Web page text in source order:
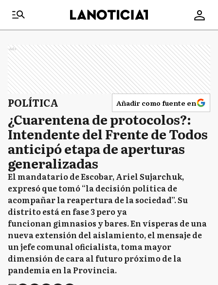
Ads
POLÍTICA Añadir como fuente en
¿Cuarentena de protocolos?:
Intendente del Frente de Todos
anticipó etapa de aperturas
generalizadas
El mandatario de Escobar, Ariel Sujarchuk,
expresó que tomó “la decisión política de
acompañar la reapertura de la sociedad”. Su
distrito está en fase 3 pero ya
funcionan gimnasios y bares. En vísperas de una
nueva extensión del aislamiento, el mensaje de
un jefe comunal oficialista, toma mayor
dimensión de cara al futuro próximo de la
pandemia en la Provincia.